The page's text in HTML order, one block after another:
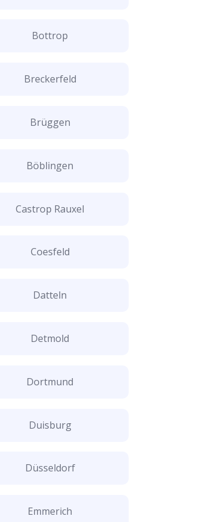
Bottrop
Breckerfeld
Brüggen
Böblingen
Castrop Rauxel
Coesfeld
Datteln
Detmold
Dortmund
Duisburg
Düsseldorf
Emmerich